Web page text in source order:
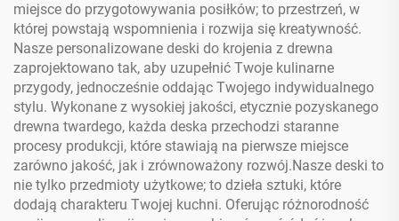
miejsce do przygotowywania posiłków; to przestrzeń, w
której powstają wspomnienia i rozwija się kreatywność.
Nasze personalizowane deski do krojenia z drewna
zaprojektowano tak, aby uzupełnić Twoje kulinarne
przygody, jednocześnie oddając Twojego indywidualnego
stylu. Wykonane z wysokiej jakości, etycznie pozyskanego
drewna twardego, każda deska przechodzi staranne
procesy produkcji, które stawiają na pierwsze miejsce
zarówno jakość, jak i zrównoważony rozwój.Nasze deski to
nie tylko przedmioty użytkowe; to dzieła sztuki, które
dodają charakteru Twojej kuchni. Oferując różnorodność